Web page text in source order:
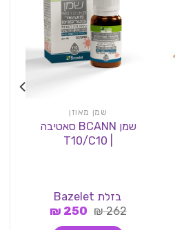
שמן מאוזן
שמן BCANN סאטיבה
בזלת Bazelet
262
₪ המחיר
250
₪המחיר